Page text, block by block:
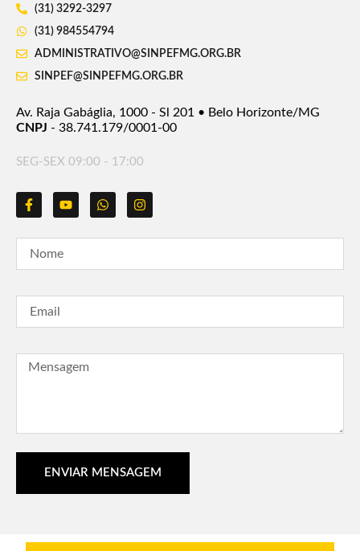
(31) 3292-3297
(31) 984554794
ADMINISTRATIVO@SINPEFMG.ORG.BR
SINPEF@SINPEFMG.ORG.BR
Av. Raja Gabáglia, 1000 - Sl 201 • Belo Horizonte/MG
CNPJ - 38.741.179/0001-00
SEG-SEX 09:00 - 17:00
ENVIAR MENSAGEM